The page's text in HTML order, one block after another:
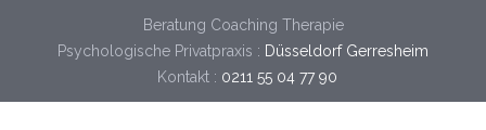
Beratung Coaching Therapie
Psychologische Privatpraxis : Düsseldorf Gerresheim
Kontakt : 0211 55 04 77 90